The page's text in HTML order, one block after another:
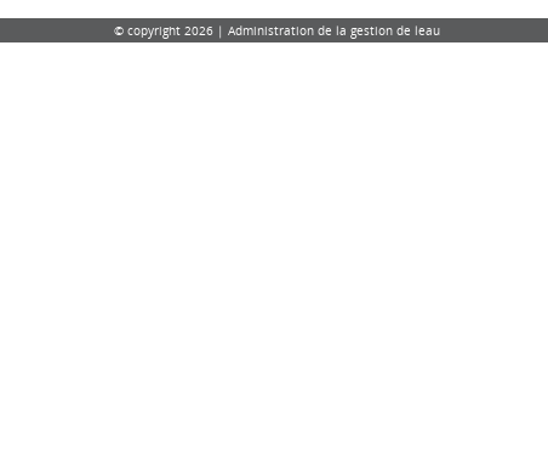
© copyright 2026 | Administration de la gestion de leau